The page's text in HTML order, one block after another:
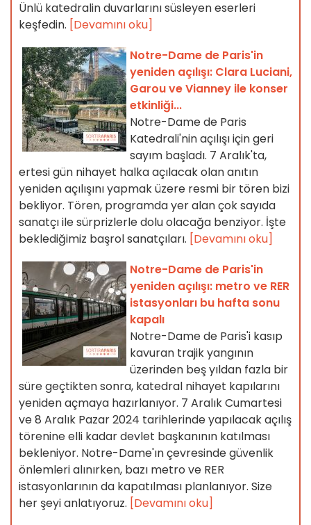
Ünlü katedralin duvarlarını süsleyen eserleri
keşfedin. [Devamını oku]
Notre-Dame de Paris'in
yeniden açılışı: Clara Luciani,
Garou ve Vianney ile konser
etkinliği...
Notre-Dame de Paris
Katedrali'nin açılışı için geri
sayım başladı. 7 Aralık'ta,
ertesi gün nihayet halka açılacak olan anıtın
yeniden açılışını yapmak üzere resmi bir tören bizi
bekliyor. Tören, programda yer alan çok sayıda
sanatçı ile sürprizlerle dolu olacağa benziyor. İşte
beklediğimiz başrol sanatçıları. [Devamını oku]
Notre-Dame de Paris'in
yeniden açılışı: metro ve RER
istasyonları bu hafta sonu
kapalı
Notre-Dame de Paris'i kasıp
kavuran trajik yangının
üzerinden beş yıldan fazla bir
süre geçtikten sonra, katedral nihayet kapılarını
yeniden açmaya hazırlanıyor. 7 Aralık Cumartesi
ve 8 Aralık Pazar 2024 tarihlerinde yapılacak açılış
törenine elli kadar devlet başkanının katılması
bekleniyor. Notre-Dame'ın çevresinde güvenlik
önlemleri alınırken, bazı metro ve RER
istasyonlarının da kapatılması planlanıyor. Size
her şeyi anlatıyoruz. [Devamını oku]